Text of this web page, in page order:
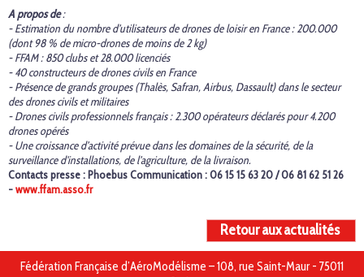
A propos de:
- Estimation du nombre d’utilisateurs de drones de loisir en France : 200.000
(dont 98 % de micro-drones de moins de 2 kg)
- FFAM : 850 clubs et 28.000 licenciés
- 40 constructeurs de drones civils en France
- Présence de grands groupes (Thalès, Safran, Airbus, Dassault) dans le secteur
des drones civils et militaires
- Drones civils professionnels français : 2.300 opérateurs déclarés pour 4.200
drones opérés
- Une croissance d’activité prévue dans les domaines de la sécurité, de la
surveillance d'installations, de l’agriculture, de la livraison.
Contacts presse : Phoebus Communication : 06 15 15 63 20 / 06 81 62 51 26
-www.ffam.asso.fr
Retour aux actualités
Fédération Française d’AéroModélisme – 108, rue Saint-Maur - 75011